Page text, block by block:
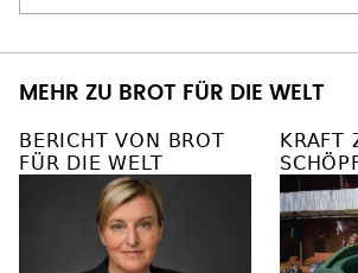
MEHR ZU BROT FÜR DIE WELT
BERICHT VON BROT
FÜR DIE WELT
KRAFT